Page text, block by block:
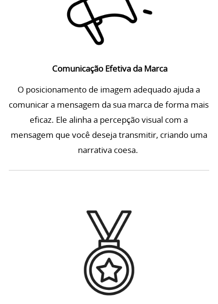
Comunicação Efetiva da Marca
O posicionamento de imagem adequado ajuda a
comunicar a mensagem da sua marca de forma mais
eficaz. Ele alinha a percepção visual com a
mensagem que você deseja transmitir, criando uma
narrativa coesa.